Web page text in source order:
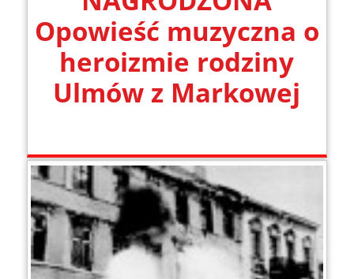
Opowieść muzyczna o
heroizmie rodziny
Ulmów z Markowej